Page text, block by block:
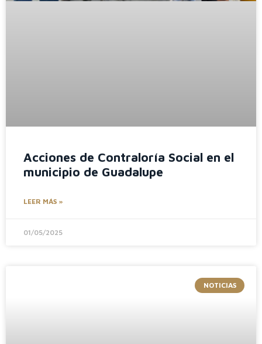
Acciones de Contraloría Social en el
municipio de Guadalupe
LEER MÁS »
01/05/2025
NOTICIAS